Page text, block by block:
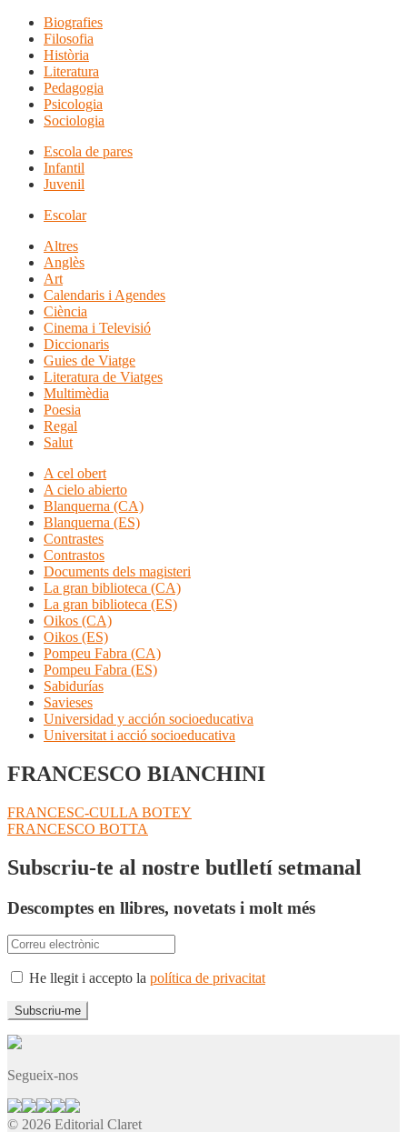
Biografies
Filosofia
Història
Literatura
Pedagogia
Psicologia
Sociologia
Escola de pares
Infantil
Juvenil
Escolar
Altres
Anglès
Art
Calendaris i Agendes
Ciència
Cinema i Televisió
Diccionaris
Guies de Viatge
Literatura de Viatges
Multimèdia
Poesia
Regal
Salut
A cel obert
A cielo abierto
Blanquerna (CA)
Blanquerna (ES)
Contrastes
Contrastos
Documents dels magisteri
La gran biblioteca (CA)
La gran biblioteca (ES)
Oikos (CA)
Oikos (ES)
Pompeu Fabra (CA)
Pompeu Fabra (ES)
Sabidurías
Savieses
Universidad y acción socioeducativa
Universitat i acció socioeducativa
FRANCESCO BIANCHINI
Navegació
d'entrades
Entrada
anterior:
FRANCESC-CULLA BOTEY
Pròxima
FRANCESCO BOTTA
Subscriu-te al nostre butlletí setmanal
Descomptes en llibres, novetats i molt més
He llegit i accepto la política de privacitat
Segueix-nos
© 2026 Editorial Claret